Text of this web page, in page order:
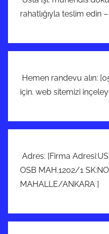
rahatlığıyla teslim edin
Hemen randevu alın:
için. web sitemizi
Adres: [Firma
OSB MAH.1202/1
MAHALLE/ANKARA ]